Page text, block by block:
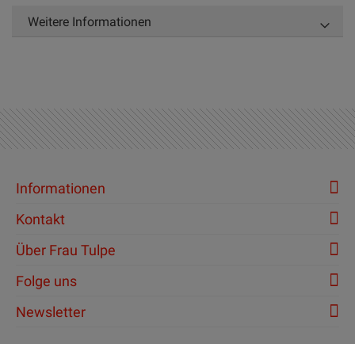
Weitere Informationen
Informationen
Kontakt
Über Frau Tulpe
Folge uns
Newsletter